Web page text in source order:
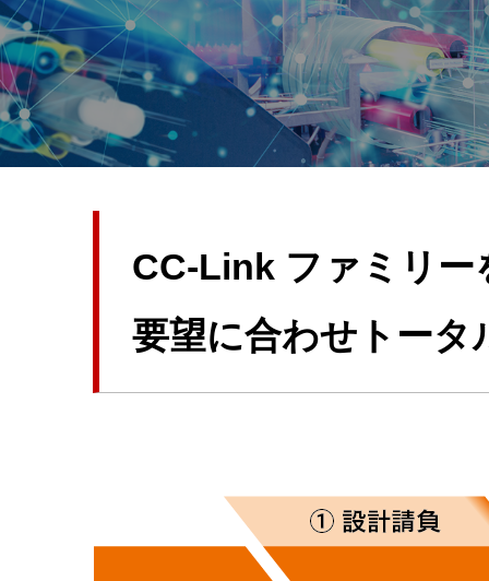
CC-Link ファミリー
要望に合わせトータ